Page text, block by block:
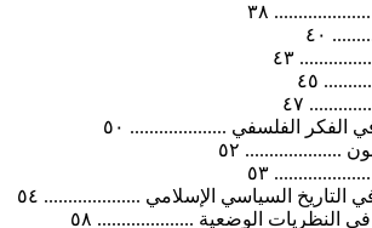
٣٨
٤٣
الفلسفي .................... ٥٠
٥٢
٥٣
السياسي الإسلامي .................... ٥٤
الوضعية .................... ٥٨